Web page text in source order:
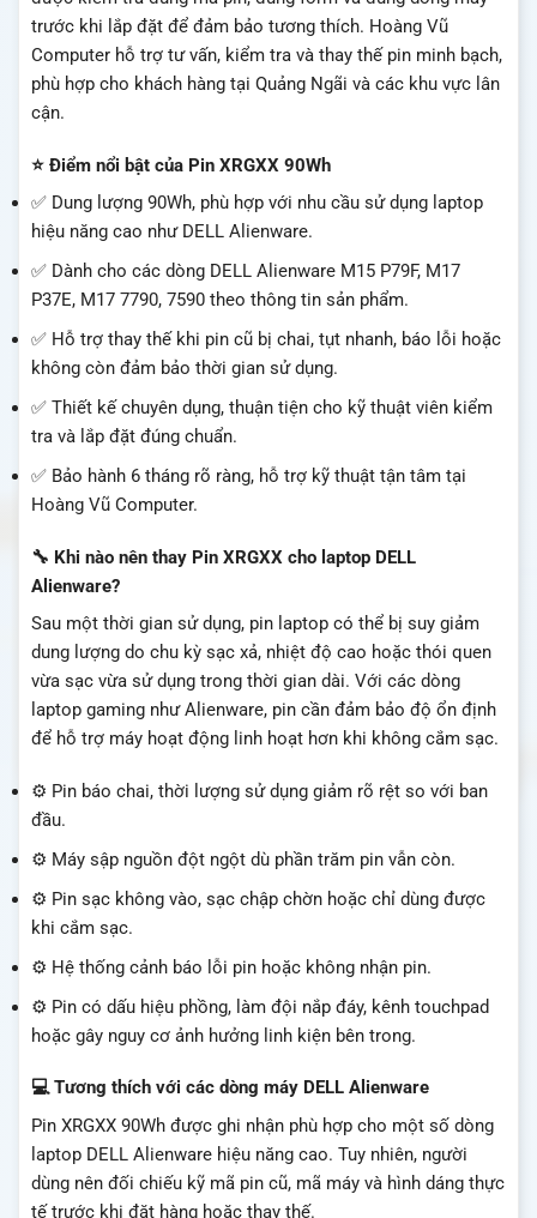
trước khi lắp đặt để đảm bảo tương thích. Hoàng Vũ
Computer hỗ trợ tư vấn, kiểm tra và thay thế pin minh bạch,
phù hợp cho khách hàng tại Quảng Ngãi và các khu vực lân
cận.
⭐ Điểm nổi bật của Pin XRGXX 90Wh
✅ Dung lượng 90Wh, phù hợp với nhu cầu sử dụng laptop
hiệu năng cao như DELL Alienware.
✅ Dành cho các dòng DELL Alienware M15 P79F, M17
P37E, M17 7790, 7590 theo thông tin sản phẩm.
✅ Hỗ trợ thay thế khi pin cũ bị chai, tụt nhanh, báo lỗi hoặc
không còn đảm bảo thời gian sử dụng.
✅ Thiết kế chuyên dụng, thuận tiện cho kỹ thuật viên kiểm
tra và lắp đặt đúng chuẩn.
✅ Bảo hành 6 tháng rõ ràng, hỗ trợ kỹ thuật tận tâm tại
Hoàng Vũ Computer.
🔧 Khi nào nên thay Pin XRGXX cho laptop DELL
Alienware?
Sau một thời gian sử dụng, pin laptop có thể bị suy giảm
dung lượng do chu kỳ sạc xả, nhiệt độ cao hoặc thói quen
vừa sạc vừa sử dụng trong thời gian dài. Với các dòng
laptop gaming như Alienware, pin cần đảm bảo độ ổn định
để hỗ trợ máy hoạt động linh hoạt hơn khi không cắm sạc.
⚙️ Pin báo chai, thời lượng sử dụng giảm rõ rệt so với ban
đầu.
⚙️ Máy sập nguồn đột ngột dù phần trăm pin vẫn còn.
⚙️ Pin sạc không vào, sạc chập chờn hoặc chỉ dùng được
khi cắm sạc.
⚙️ Hệ thống cảnh báo lỗi pin hoặc không nhận pin.
⚙️ Pin có dấu hiệu phồng, làm đội nắp đáy, kênh touchpad
hoặc gây nguy cơ ảnh hưởng linh kiện bên trong.
💻 Tương thích với các dòng máy DELL Alienware
Pin XRGXX 90Wh được ghi nhận phù hợp cho một số dòng
laptop DELL Alienware hiệu năng cao. Tuy nhiên, người
dùng nên đối chiếu kỹ mã pin cũ, mã máy và hình dáng thực
tế trước khi đặt hàng hoặc thay thế.